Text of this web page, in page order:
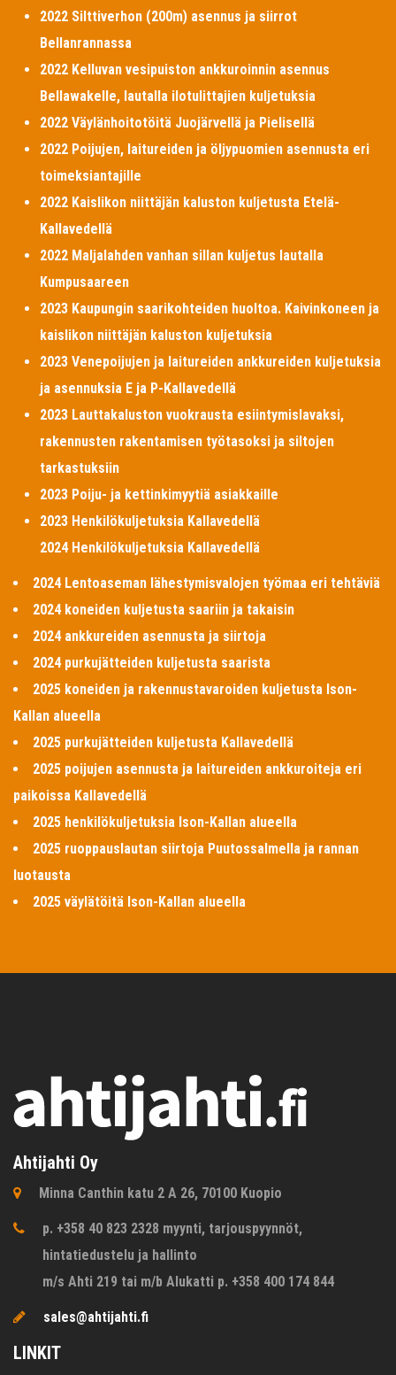
2022 Silttiverhon (200m) asennus ja siirrot
Bellanrannassa
2022 Kelluvan vesipuiston ankkuroinnin asennus
Bellawakelle, lautalla ilotulittajien kuljetuksia
2022 Väylänhoitotöitä Juojärvellä ja Pielisellä
2022 Poijujen, laitureiden ja öljypuomien asennusta eri
toimeksiantajille
2022 Kaislikon niittäjän kaluston kuljetusta Etelä-
Kallavedellä
2022 Maljalahden vanhan sillan kuljetus lautalla
Kumpusaareen
2023 Kaupungin saarikohteiden huoltoa. Kaivinkoneen ja
kaislikon niittäjän kaluston kuljetuksia
2023 Venepoijujen ja laitureiden ankkureiden kuljetuksia
ja asennuksia E ja P-Kallavedellä
2023 Lauttakaluston vuokrausta esiintymislavaksi,
rakennusten rakentamisen työtasoksi ja siltojen
tarkastuksiin
2023 Poiju- ja kettinkimyytiä asiakkaille
2023 Henkilökuljetuksia Kallavedellä
2024 Henkilökuljetuksia Kallavedellä
2024 Lentoaseman lähestymisvalojen työmaa eri tehtäviä
2024 koneiden kuljetusta saariin ja takaisin
2024 ankkureiden asennusta ja siirtoja
2024 purkujätteiden kuljetusta saarista
2025 koneiden ja rakennustavaroiden kuljetusta Ison-
Kallan alueella
2025 purkujätteiden kuljetusta Kallavedellä
2025 poijujen asennusta ja laitureiden ankkuroiteja eri
paikoissa Kallavedellä
2025 henkilökuljetuksia Ison-Kallan alueella
2025 ruoppauslautan siirtoja Puutossalmella ja rannan
luotausta
2025 väylätöitä Ison-Kallan alueella
Ahtijahti Oy
Minna Canthin katu 2 A 26, 70100 Kuopio
p. +358 40 823 2328 myynti, tarjouspyynnöt,
hintatiedustelu ja hallinto
m/s Ahti 219 tai m/b Alukatti p. +358 400 174 844
sales@ahtijahti.fi
LINKIT